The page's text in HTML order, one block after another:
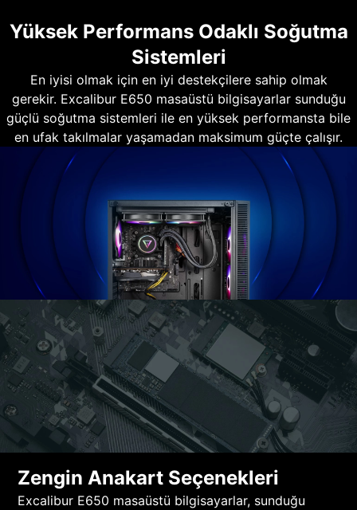
Yüksek Performans Odaklı Soğutma
Sistemleri
En iyisi olmak için en iyi destekçilere sahip olmak
gerekir. Excalibur E650 masaüstü bilgisayarlar sunduğu
güçlü soğutma sistemleri ile en yüksek performansta bile
en ufak takılmalar yaşamadan maksimum güçte çalışır.
Zengin Anakart Seçenekleri
Excalibur E650 masaüstü bilgisayarlar, sunduğu